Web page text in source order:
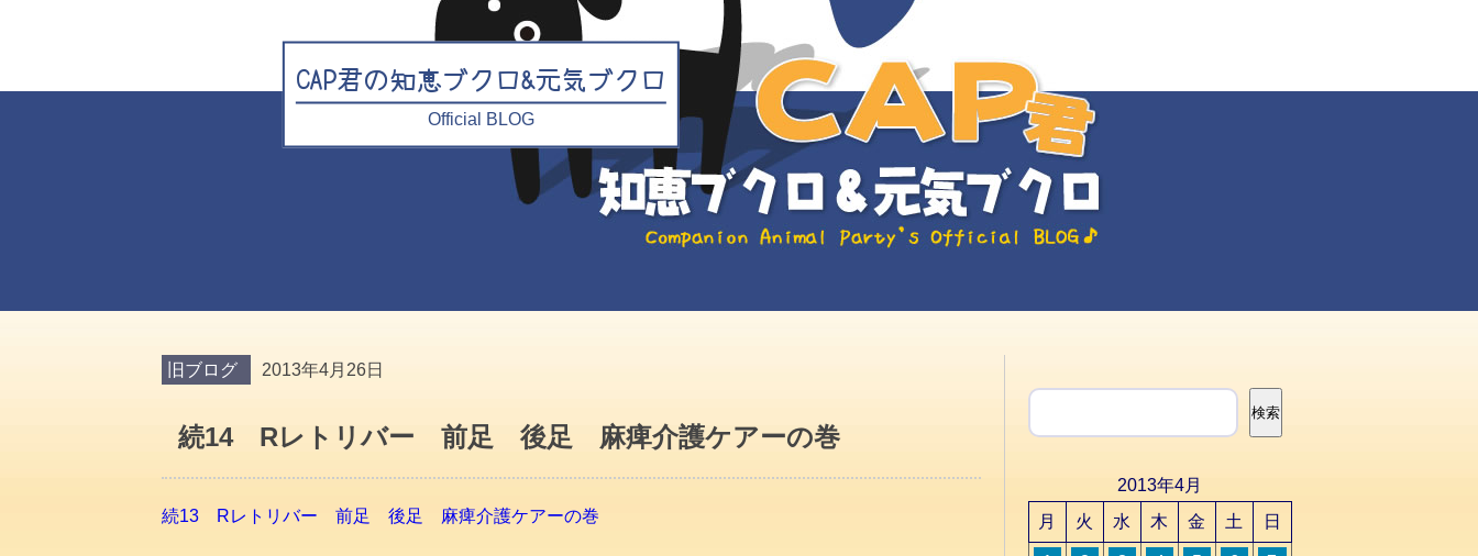
CAP君の知恵ブクロ&元気ブクロ
Official BLOG
旧ブログ 2013年4月26日
続14 Rレトリバー 前足 後足 麻痺介護ケアーの巻
続13 Rレトリバー 前足 後足 麻痺介護ケアーの巻
検索
検索
2013年4月
月
火 水 木 金 土 日